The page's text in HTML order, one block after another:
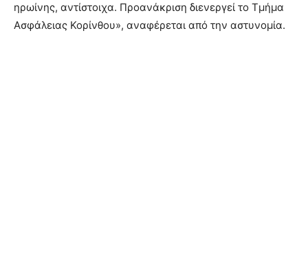
ηρωίνης, αντίστοιχα. Προανάκριση διενεργεί το Τμήμα
Ασφάλειας Κορίνθου», αναφέρεται από την αστυνομία.